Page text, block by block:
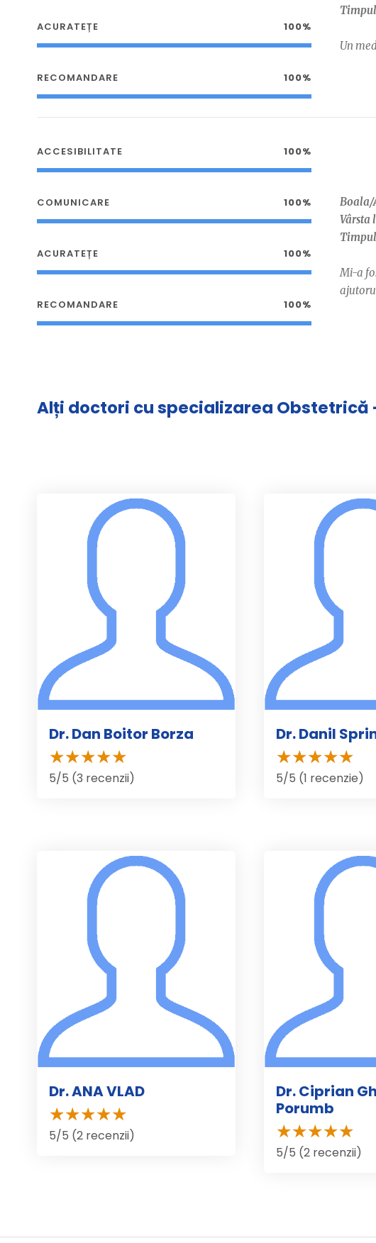
ACURATEȚE 100%
RECOMANDARE 100%
Un
ACCESIBILITATE 100%
COMUNICARE 100%
ACURATEȚE 100%
RECOMANDARE 100%
Boala/
Vârsta
Mi-a
Alți doctori cu specializarea Obstetrică
Dr. Dan Boitor Borza
5/5 (3 recenzii)
Dr. Danil
5/5 (1 recenzie)
Dr. ANA VLAD
5/5 (2 recenzii)
Dr. Ciprian
Porumb
5/5 (2 recenzii)